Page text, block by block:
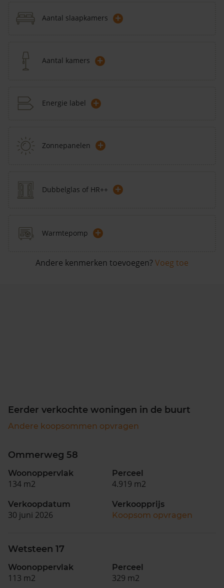
Aantal slaapkamers +
Aantal kamers +
Energie label +
Zonnepanelen +
Dubbelglas of HR++ +
Warmtepomp +
Andere kenmerken toevoegen? Voeg toe
Eerder verkochte woningen in de buurt
Andere koopsommen opvragen
Ommerweg 58
Woonoppervlak
134 m2
Perceel
4.919 m2
Verkoopdatum
30 juni 2026
Verkoopprijs
Koopsom opvragen
Wetsteen 17
Woonoppervlak
113 m2
Perceel
329 m2